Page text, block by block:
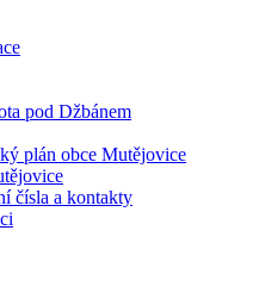
pod Džbánem
plán obce Mutějovice
čísla a kontakty